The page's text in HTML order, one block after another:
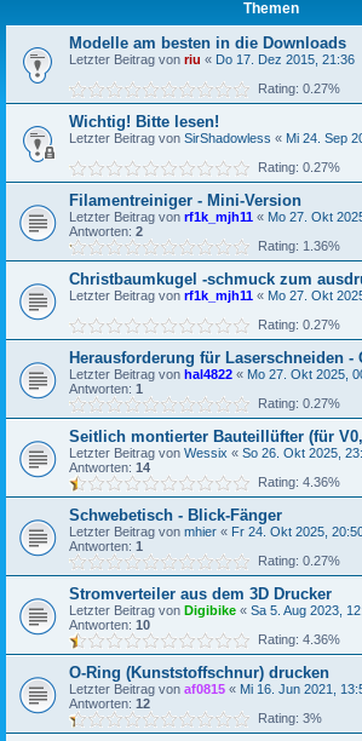
Themen
Modelle am besten in die Downloads
Letzter Beitrag von riu « Do 17. Dez 2015, 21:36
Rating: 0.27%
Wichtig! Bitte lesen!
Letzter Beitrag von SirShadowless « Mi 24. Sep
Rating: 0.27%
Filamentreiniger - Mini-Version
Letzter Beitrag von rf1k_mjh11 « Mo 27. Okt
Antworten: 2
Rating: 1.36%
Christbaumkugel -schmuck zum
Letzter Beitrag von rf1k_mjh11 « Mo 27. Okt
Rating: 0.27%
Herausforderung für Laserschneiden -
Letzter Beitrag von hal4822 « Mo 27. Okt 2025,
Antworten: 1
Rating: 0.27%
Seitlich montierter Bauteillüfter (für
Letzter Beitrag von Wessix « So 26. Okt 2025,
Antworten: 14
Rating: 4.36%
Schwebetisch - Blick-Fänger
Letzter Beitrag von mhier « Fr 24. Okt 2025,
Antworten: 1
Rating: 0.27%
Stromverteiler aus dem 3D Drucker
Letzter Beitrag von Digibike « Sa 5. Aug 2023,
Antworten: 10
Rating: 4.36%
O-Ring (Kunststoffschnur) drucken
Letzter Beitrag von af0815 « Mi 16. Jun 2021,
Antworten: 12
Rating: 3%